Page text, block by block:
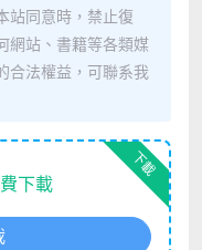
站同意時，禁止復
網站、書籍等各類媒
合法權益，可聯系我
下載
下載